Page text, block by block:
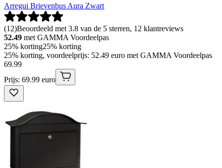
Arregui Brievenbus Aura Zwart
(12)Beoordeeld met 3.8 van de 5 sterren, 12 klantreviews
52.49 met GAMMA Voordeelpas
25% korting25% korting
25% korting, voordeelprijs: 52.49 euro met GAMMA Voordeelpas
69.99
Prijs: 69.99 euro